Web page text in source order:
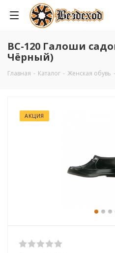
ВС-120 Галоши
Чёрный)
Главная - Каталог - Женская обувь -
АКЦИЯ